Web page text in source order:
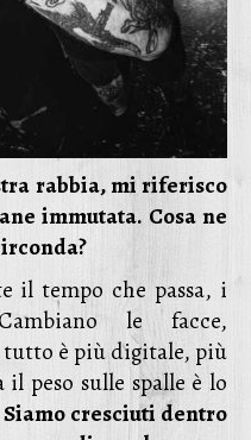
rabbia, mi riferisco
immutata. Cosa ne
il tempo che passa, i
le facce,
tutto è più digitale, più
peso sulle spalle è lo
Siamo cresciuti dentro